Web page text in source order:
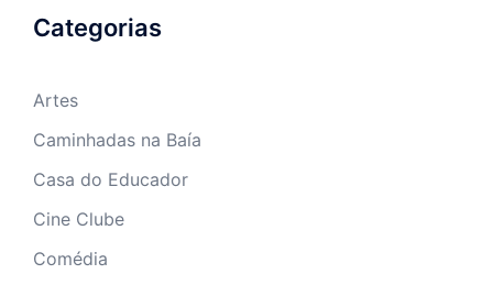
Categorias
Artes
Caminhadas na Baía
Casa do Educador
Cine Clube
Comédia